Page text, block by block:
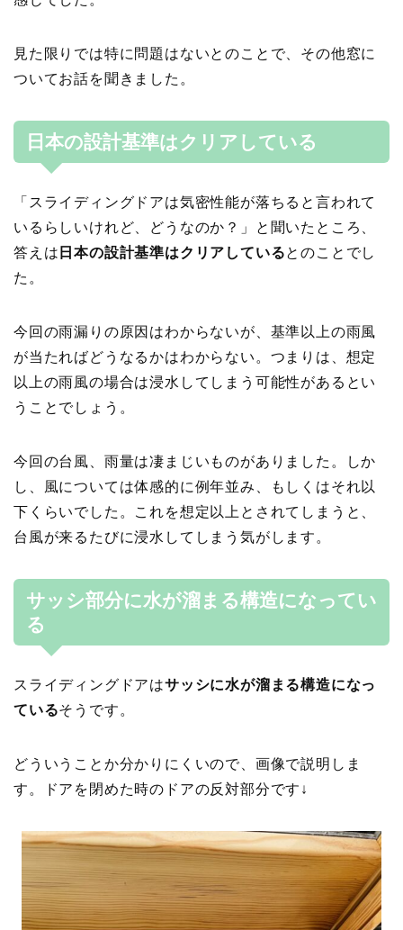
見た限りでは特に問題はないとのことで、その他窓に
ついてお話を聞きました。
日本の設計基準はクリアしている
「スライディングドアは気密性能が落ちると言われて
いるらしいけれど、どうなのか？」と聞いたところ、
答えは 日本の設計基準はクリアしているとのことでし
た。
今回の雨漏りの原因はわからないが、基準以上の雨風
が当たればどうなるかはわからない。つまりは、想定
以上の雨風の場合は浸水してしまう可能性があるとい
うことでしょう。
今回の台風、雨量は凄まじいものがありました。しか
し、風については体感的に例年並み、もしくはそれ以
下くらいでした。これを想定以上とされてしまうと、
台風が来るたびに浸水してしまう気がします。
サッシ部分に水が溜まる構造になってい
る
スライディングドアはサッシに水が溜まる構造になっ
ているそうです。
どういうことか分かりにくいので、画像で説明しま
す。ドアを閉めた時のドアの反対部分です↓